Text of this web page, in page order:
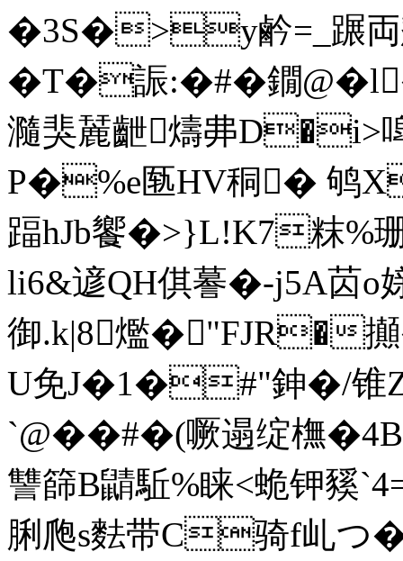
�3S�>y鹶=_蹍両
�T�誫:�#�鐗
瀡猆麉齛燽丳D�i>
P�%e匦HV秱� 鸲
踾hJb饗�>}L!K7粖
li6&遃QH倛謩�-j5A苬
御.k|8爁�"FJR�
U免J�1�#"鉮�/
`@��#�(噘遢绽橅
讐篩B鼱駈%睐<蛫钾豯
脷爮s麮带C骑f乢 つ